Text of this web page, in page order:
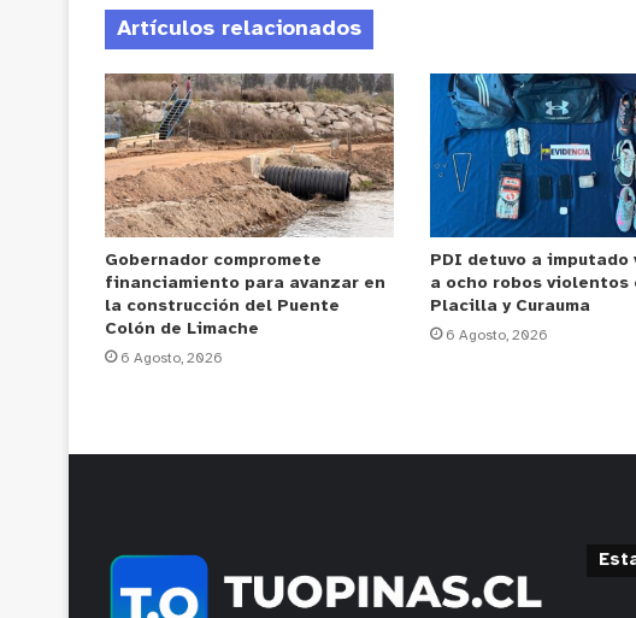
Artículos relacionados
Gobernador compromete
financiamiento para avanzar en
la construcción del Puente
Colón de Limache
6 Agosto, 2026
PDI detuvo a imputado
a ocho robos violentos
Placilla y Curauma
6 Agosto, 2026